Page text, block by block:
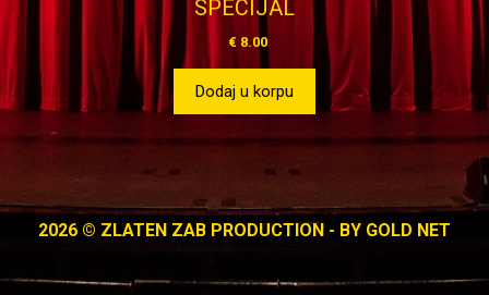
SPECIJAL
€8.00
Dodaj u korpu
2026 © ZLATEN ZAB PRODUCTION - BY GOLD NET